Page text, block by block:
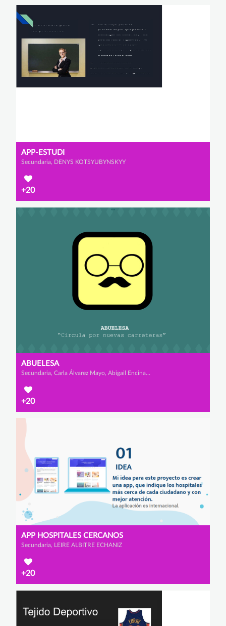
APP-ESTUDI
Secundaria, DENYS KOTSYUBYNSKYY
+20
ABUELESA
Secundaria, Carla Álvarez Mayo, Abigail Encinas Serrano y Lucía García del Prado
+20
APP HOSPITALES CERCANOS
Secundaria, LEIRE ALBITRE ECHANIZ
+20